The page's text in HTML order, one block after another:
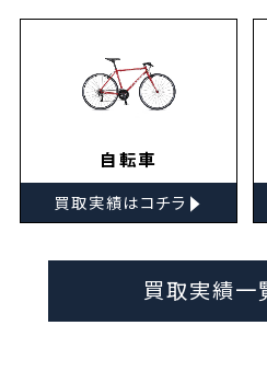
自転車
買取実績はコチラ ▸
買取実績一